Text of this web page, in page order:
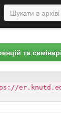
та